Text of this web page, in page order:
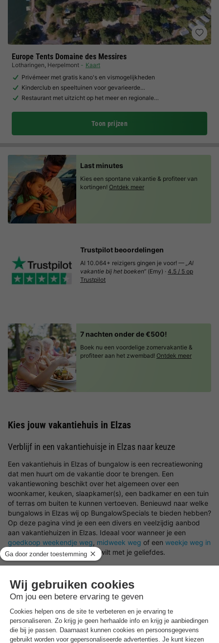
Europe Tents Domaine des Messires
Lotharingen, Herpelmont
Kaart
Privémeer met gratis kano's en vismogelijkheden
Kinderclub en speeltuinen voor gevarieerde…
Restaurant met uitzicht op het meer en regionale…
Toon prijzen
Last minutes
Kies een spontane vakantie & profiteer van
kortingen! Ontdek meer
Trustpilot beoordelingen
Al 10.064+ reizigers gingen je voor! — „Al
vakantie bij het boeken“ (Emy) · 4.5 / 5 op
Trustpilot
7 nachten onder de €500!
Boek nu een voordelige zomervakantie &
profiteer aan het zwembad! Ontdek meer
Kies jouw vakantiehuis in Elzas
Verblijf in een vakantiehuisje in Elzas naar keuze
Een vakantiehuis in Elzas of bungalow is een recreatiewoning
dat men huurt om de vakantie door te brengen. Een
vakantiewoning beschikt over het algemeen over een
woonkamer, keuken, slaapkamer(s), een badkamer en een tuin
of terras om buiten te kunnen vertoeven. Benieuwd naar welke
bungalows in Elzas wij op BungalowSpecials te bieden hebben?
Op deze pagina vind je een een divers en veelzijdig aanbod
aan vakantiehuizen in Elzas. Ideaal voor wanneer je een
goedkoop weekendje weg, midweek weg of een weekje weg in
Nederlandof het buitenland wilt met je geliefdes.
Op deze pagina filter je met gemak op de verschillende
mogelijke voorzieningen en/of faciliteiten om een vakantiehuisje
in Elzas te vinden die aansluit op jouw wensen. Ben je er nog
niet zeker van waar je precies naar op zoek bent? Wij helpen je
graag in Elzas een bungalow te boeken. Wil jij er op het laatste
moment even tussenuit? Kies dan voor eenlast minute